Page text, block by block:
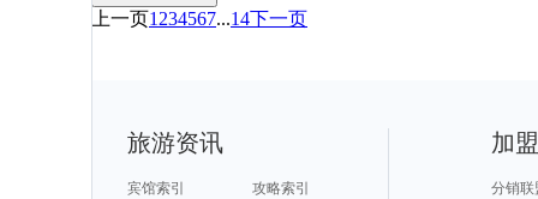
上一页1 234567...14下一页
旅游资讯
宾馆索引
攻略索引
加
分销联